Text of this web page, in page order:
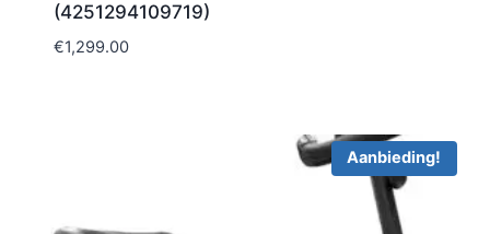
(4251294109719)
€1,299.00
Aanbieding!